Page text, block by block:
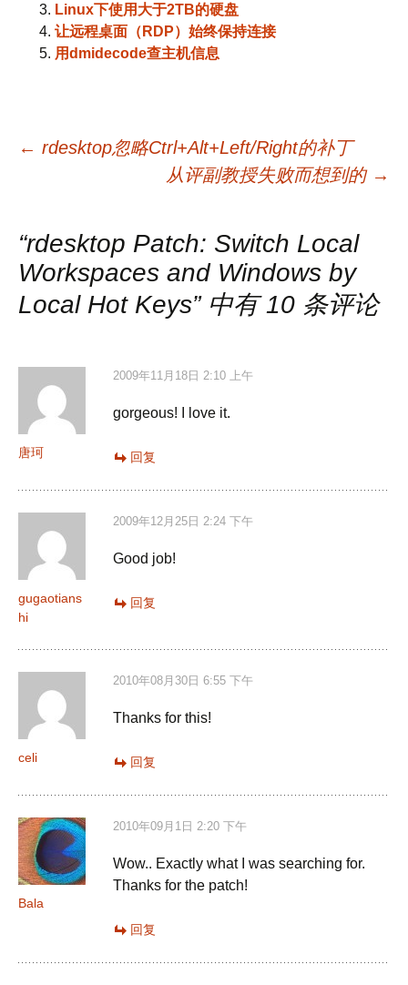
Linux下使用大于2TB的硬盘
让远程桌面（RDP）始终保持连接
用dmidecode查主机信息
文
章
导
航
← rdesktop忽略Ctrl+Alt+Left/Right的补丁
从评副教授失败而想到的 →
“rdesktop Patch: Switch Local
Workspaces and Windows by
Local Hot Keys” 中有 10 条评论
唐珂
2009年11月18日 2:10 上午
gorgeous! I love it.
回复
gugaotians
hi
2009年12月25日 2:24 下午
Good job!
回复
celi
2010年08月30日 6:55 下午
Thanks for this!
回复
Bala
2010年09月1日 2:20 下午
Wow.. Exactly what I was searching for.
Thanks for the patch!
回复